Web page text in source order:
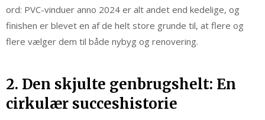
ord: PVC-vinduer anno 2024 er alt andet end kedelige, og
finishen er blevet en af de helt store grunde til, at flere og
flere vælger dem til både nybyg og renovering.
2. Den skjulte genbrugshelt: En
cirkulær succeshistorie